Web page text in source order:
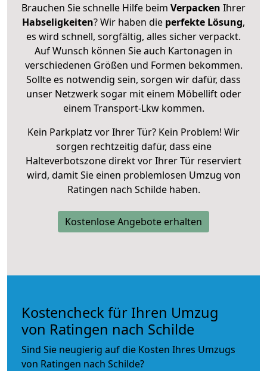
Brauchen Sie schnelle Hilfe beim Verpacken Ihrer
Habseligkeiten? Wir haben die perfekte Lösung,
es wird schnell, sorgfältig, alles sicher verpackt.
Auf Wunsch können Sie auch Kartonagen in
verschiedenen Größen und Formen bekommen.
Sollte es notwendig sein, sorgen wir dafür, dass
unser Netzwerk sogar mit einem Möbellift oder
einem Transport-Lkw kommen.
Kein Parkplatz vor Ihrer Tür? Kein Problem! Wir
sorgen rechtzeitig dafür, dass eine
Halteverbotszone direkt vor Ihrer Tür reserviert
wird, damit Sie einen problemlosen Umzug von
Ratingen nach Schilde haben.
Kostenlose Angebote erhalten
Kostencheck für Ihren Umzug
von Ratingen nach Schilde
Sind Sie neugierig auf die Kosten Ihres Umzugs
von Ratingen nach Schilde?